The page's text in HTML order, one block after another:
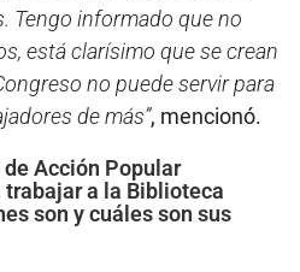
Tengo informado que no
está clarísimo que se crean
no puede servir para
de más”, mencionó.
Acción Popular
a la Biblioteca
son y cuáles son sus